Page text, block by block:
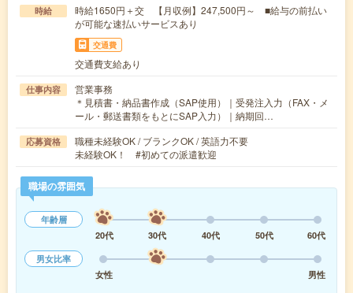
時給
時給1650円＋交 【月収例】247,500円～ ■給与の前払い
が可能な速払いサービスあり
交通費
交通費支給あり
仕事内容
営業事務
＊見積書・納品書作成（SAP使用）｜受発注入力（FAX・メ
ール・郵送書類をもとにSAP入力）｜納期回…
応募資格
職種未経験OK / ブランクOK / 英語力不要
未経験OK！ #初めての派遣歓迎
職場の雰囲気
年齢層
20代
30代 40代 50代
60代
男女比率
女性
男性